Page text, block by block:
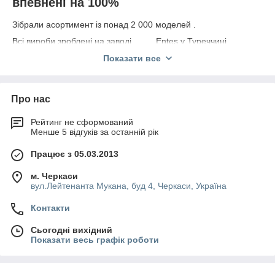
впевнені на 100%
Зібрали асортимент із понад 2 000 моделей .
Всі вироби зроблені на заводі Entes у Туреччині.
Кожна позиція має гарантію від виробника на 2 роки.
будь-яких потреб.
Абсолютно всі моделі сучасні і надійні.
6 причин купити вимірювальне або
захисне обладнання саме в нашій
компанії
Закупівля
Показати все
Про нас
Рейтинг не сформований
Менше 5 відгуків за останній рік
Працює з 05.03.2013
м. Черкаси
вул.Лейтенанта Мукана, буд 4, Черкаси, Україна
Контакти
Сьогодні вихідний
Показати весь графік роботи